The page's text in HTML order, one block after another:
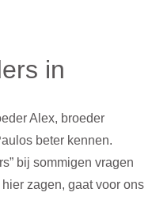
in
Alex, broeder
beter kennen.
bij sommigen vragen
zagen, gaat voor ons